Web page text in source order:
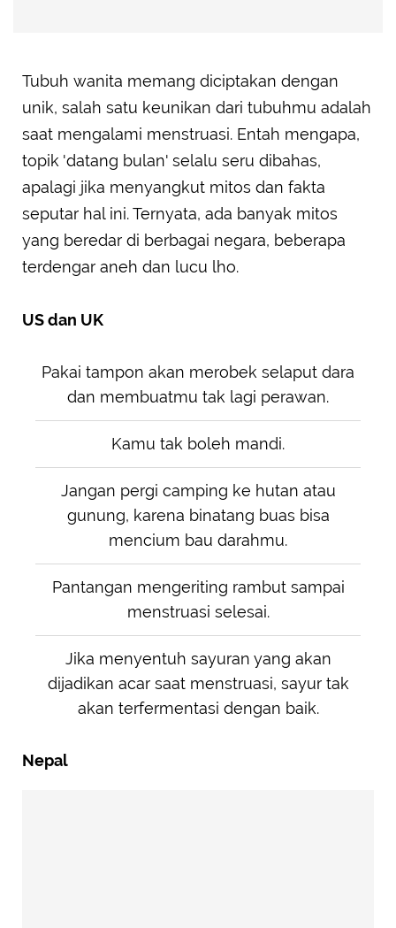
Tubuh wanita memang diciptakan dengan
unik, salah satu keunikan dari tubuhmu adalah
saat mengalami menstruasi. Entah mengapa,
topik 'datang bulan' selalu seru dibahas,
apalagi jika menyangkut mitos dan fakta
seputar hal ini. Ternyata, ada banyak mitos
yang beredar di berbagai negara, beberapa
terdengar aneh dan lucu lho.
US dan UK
Pakai tampon akan merobek selaput dara
dan membuatmu tak lagi perawan.
Kamu tak boleh mandi.
Jangan pergi camping ke hutan atau
gunung, karena binatang buas bisa
mencium bau darahmu.
Pantangan mengeriting rambut sampai
menstruasi selesai.
Jika menyentuh sayuran yang akan
dijadikan acar saat menstruasi, sayur tak
akan terfermentasi dengan baik.
Nepal